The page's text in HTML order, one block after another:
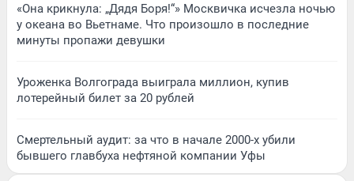
«Она крикнула: „Дядя Боря!“» Москвичка исчезла ночью
у океана во Вьетнаме. Что произошло в последние
минуты пропажи девушки
Уроженка Волгограда выиграла миллион, купив
лотерейный билет за 20 рублей
Смертельный аудит: за что в начале 2000-х убили
бывшего главбуха нефтяной компании Уфы